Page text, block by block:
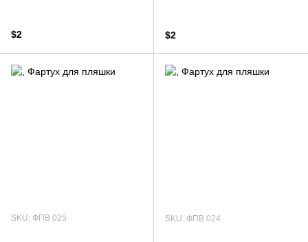
$2 $2
SKU: ФПВ 025 SKU: ФПВ 024